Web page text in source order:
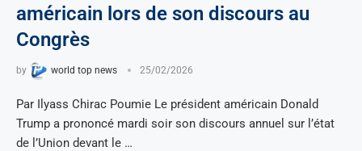
américain lors de son discours au
Congrès
by world top news 25/02/2026
Par Ilyass Chirac Poumie Le président américain Donald
Trump a prononcé mardi soir son discours annuel sur l’état
de l’Union devant le …